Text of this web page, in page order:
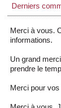
Derniers
Merci à vous.
informations.
Un grand
prendre le
Merci pour